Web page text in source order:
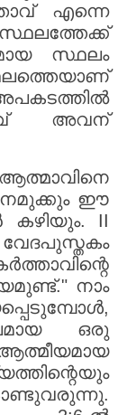
എന്നെ
സ്ഥലം
അപകടത്തിൽ
അവന്
നമുക്കും ഈ
കഴിയും. II
നാം
ഒരു